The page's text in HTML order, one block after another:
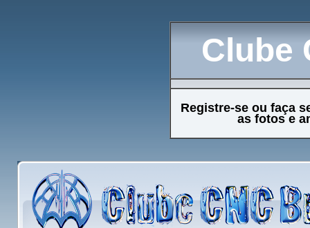
Clube
Registre-se ou faça
as fotos e